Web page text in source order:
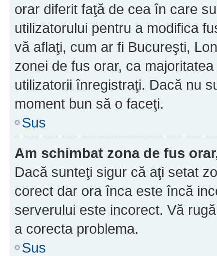
orar diferit faţă de cea în care
utilizatorului pentru a modifica
vă aflaţi, cum ar fi Bucureşti,
zonei de fus orar, ca
utilizatorii înregistraţi. Dacă nu
moment bun să o faceţi.
Sus
Am schimbat zona de fus
Dacă sunteţi sigur că aţi setat
corect dar ora înca este încă
serverului este incorect. Vă
a corecta problema.
Sus